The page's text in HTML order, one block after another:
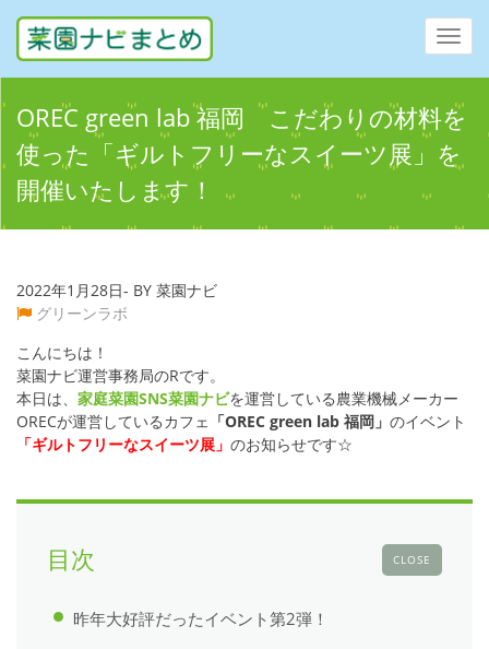
OREC green lab 福岡 こだわりの材料を
使った「ギルトフリーなスイーツ展」を
開催いたします！
2022年1月28日- BY 菜園ナビ
グリーンラボ
こんにちは！
菜園ナビ運営事務局のRです。
本日は、 家庭菜園SNS菜園ナビを運営している農業機械メーカー
ORECが運営しているカフェ 「OREC green lab 福岡」 のイベント
「ギルトフリーなスイーツ展」 のお知らせです☆
CLOSE
目次
昨年大好評だったイベント第2弾！